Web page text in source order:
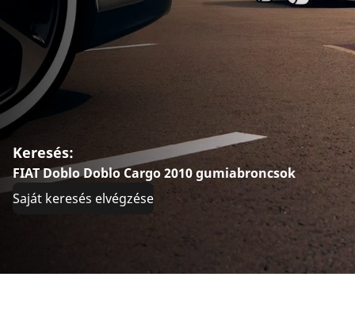
Keresés:
FIAT Doblo Doblo Cargo 2010 gumiabroncsok
Saját keresés elvégzése